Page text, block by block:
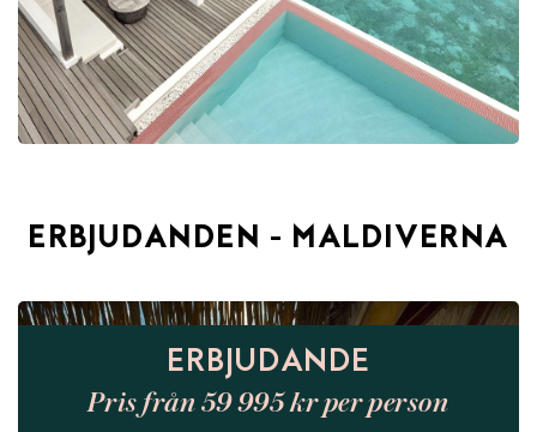
ERBJUDANDEN - MALDIVERNA
ERBJUDANDE
Pris från 59 995 kr per person